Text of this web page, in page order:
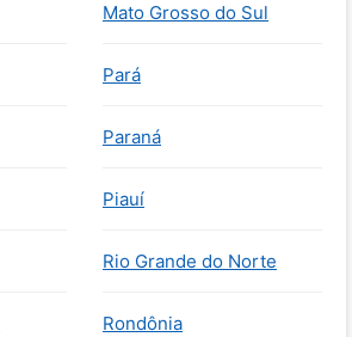
Mato Grosso do Sul
Pará
Paraná
Piauí
Rio Grande do Norte
Rondônia